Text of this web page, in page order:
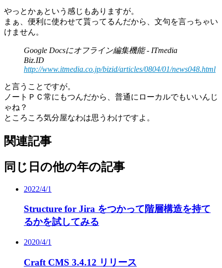
やっとかぁという感じもありますが。
まぁ、便利に使わせて貰ってるんだから、文句を言っちゃい
けません。
Google Docsにオフライン編集機能 - ITmedia
Biz.ID
http://www.itmedia.co.jp/bizid/articles/0804/01/news048.html
と言うことですが。
ノートＰＣ常にもつんだから、普通にローカルでもいいんじ
ゃね？
ところころ気分屋なわは思うわけですよ。
関連記事
同じ日の他の年の記事
2022/4/1
Structure for Jira をつかって階層構造を持て
るかを試してみる
2020/4/1
Craft CMS 3.4.12 リリース